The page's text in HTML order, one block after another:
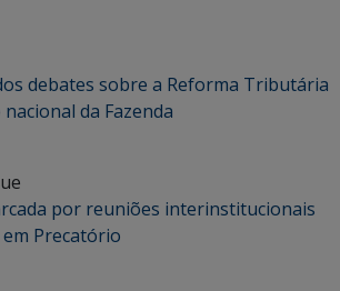
debates sobre a Reforma Tributária
da Fazenda
por reuniões interinstitucionais
Precatório